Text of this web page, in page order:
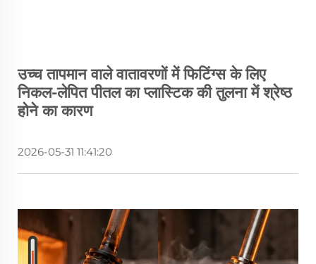
उच्च तापमान वाले वातावरणों में फिटिंग्स के लिए
निकल-लेपित पीतल का प्लास्टिक की तुलना में श्रेष्ठ
होने का कारण
2026-05-31 11:41:20